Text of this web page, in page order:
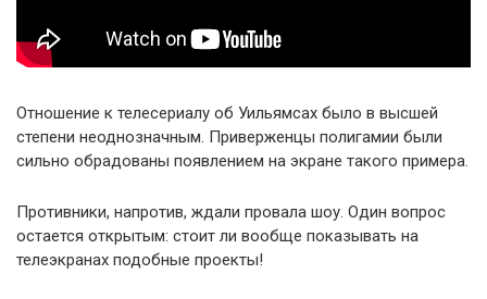
Отношение к телесериалу об Уильямсах было в высшей
степени неоднозначным. Приверженцы полигамии были
сильно обрадованы появлением на экране такого примера.
Противники, напротив, ждали провала шоу. Один вопрос
остается открытым: стоит ли вообще показывать на
телеэкранах подобные проекты!